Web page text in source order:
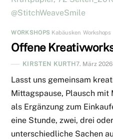
WORKSHOPS Kabäusken, Workshops
Offene
KIRSTEN KURTH7. März 2026
Lasst uns gemeinsam
Mittagspause, Plausch mit
als Ergänzung zum
eine Stunde, zwei, drei
unterschiedliche Sachen